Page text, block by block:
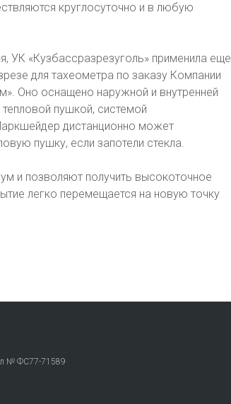
круглосуточно и в любую
УК «Кузбассразрезуголь» применила еще
для тахеометра по заказу Компании
Оно оснащено наружной и внутренней
пушкой, системой
дистанционно может
пушку, если запотели стекла.
и позволяют получить высокоточное
легко перемещается на новую точку
№ ФС77-71589